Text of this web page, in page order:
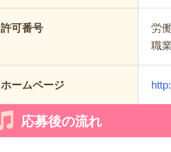
許可番号
労
職
ホームページ
応募後の流れ